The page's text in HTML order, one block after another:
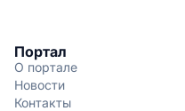
Портал
О портале
Новости
Контакты